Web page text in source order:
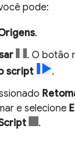
pode:
.
. O botão
script
.
e selecione
.